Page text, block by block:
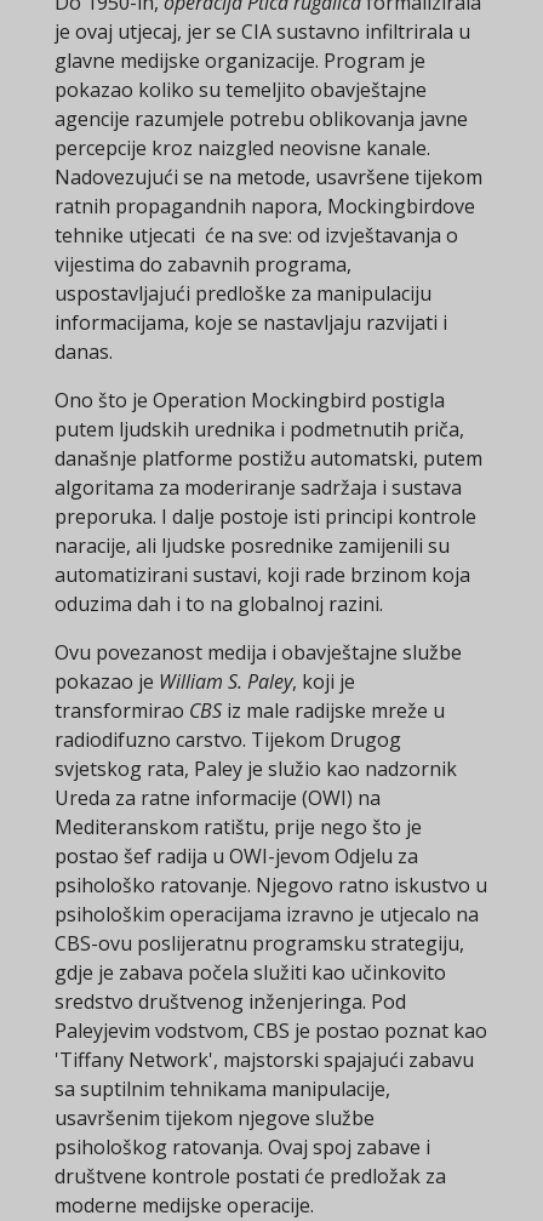
je ovaj utjecaj, jer se CIA sustavno infiltrirala u
glavne medijske organizacije. Program je
pokazao koliko su temeljito obavještajne
agencije razumjele potrebu oblikovanja javne
percepcije kroz naizgled neovisne kanale.
Nadovezujući se na metode, usavršene tijekom
ratnih propagandnih napora, Mockingbirdove
tehnike utjecati će na sve: od izvještavanja o
vijestima do zabavnih programa,
uspostavljajući predloške za manipulaciju
informacijama, koje se nastavljaju razvijati i
danas.
Ono što je Operation Mockingbird postigla
putem ljudskih urednika i podmetnutih priča,
današnje platforme postižu automatski, putem
algoritama za moderiranje sadržaja i sustava
preporuka. I dalje postoje isti principi kontrole
naracije, ali ljudske posrednike zamijenili su
automatizirani sustavi, koji rade brzinom koja
oduzima dah i to na globalnoj razini.
Ovu povezanost medija i obavještajne službe
pokazao je William S. Paley, koji je
transformirao CBSiz male radijske mreže u
radiodifuzno carstvo. Tijekom Drugog
svjetskog rata, Paley je služio kao nadzornik
Ureda za ratne informacije (OWI) na
Mediteranskom ratištu, prije nego što je
postao šef radija u OWI-jevom Odjelu za
psihološko ratovanje. Njegovo ratno iskustvo u
psihološkim operacijama izravno je utjecalo na
CBS-ovu poslijeratnu programsku strategiju,
gdje je zabava počela služiti kao učinkovito
sredstvo društvenog inženjeringa. Pod
Paleyjevim vodstvom, CBS je postao poznat kao
'Tiffany Network', majstorski spajajući zabavu
sa suptilnim tehnikama manipulacije,
usavršenim tijekom njegove službe
psihološkog ratovanja. Ovaj spoj zabave i
društvene kontrole postati će predložak za
moderne medijske operacije.